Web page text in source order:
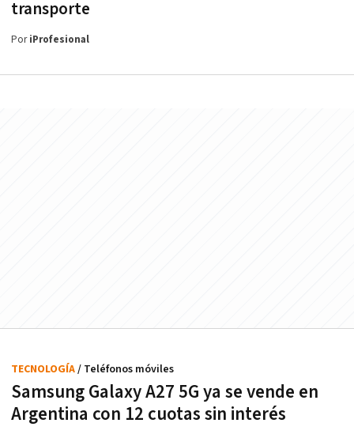
transporte
PoriProfesional
Samsung Galaxy A27 5G ya se vende en
Argentina con 12 cuotas sin interés
TECNOLOGÍA/ Teléfonos móviles